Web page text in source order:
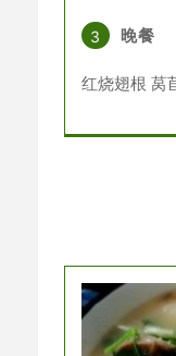
3 晚餐
红烧翅根 莴